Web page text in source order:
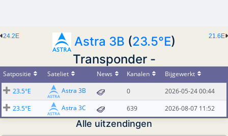
21.6E
24.2E Astra 3B (23.5°E)
Transponder -
Satpositie Sateliet News Kanalen
Bijgewerkt
23.5°E
Astra 3B 0
2026-05-24 00:44
23.5°E
Astra 3C 639 2026-08-07 11:52
Alle uitzendingen